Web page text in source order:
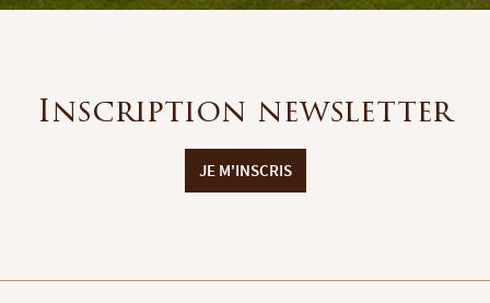
Inscription newsletter
JE M'INSCRIS